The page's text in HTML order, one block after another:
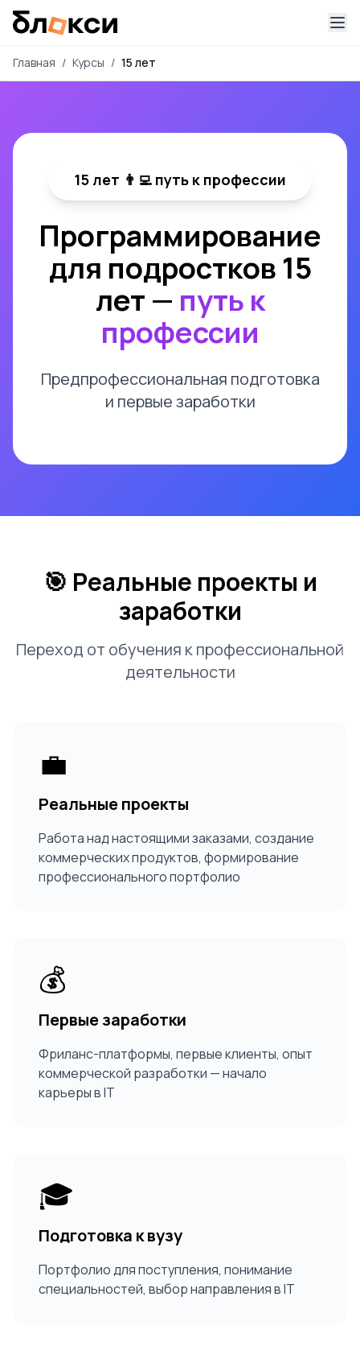
Главная / Курсы / 15 лет
15 лет 👨‍💻 путь к профессии
Программирование
для подростков 15
лет — путь к
профессии
Предпрофессиональная подготовка
и первые заработки
🎯 Реальные проекты и
заработки
Переход от обучения к профессиональной
деятельности
💼
Реальные проекты
Работа над настоящими заказами, создание
коммерческих продуктов, формирование
профессионального портфолио
💰
Первые заработки
Фриланс-платформы, первые клиенты, опыт
коммерческой разработки — начало
карьеры в IT
🎓
Подготовка к вузу
Портфолио для поступления, понимание
специальностей, выбор направления в IT